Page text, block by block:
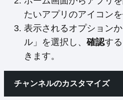
たいアプリのアイコンを
表示されるオプション
ル」を選択し、確認す
きます。
チャンネルのカスタマイズ